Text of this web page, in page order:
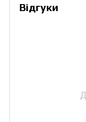
Відгуки